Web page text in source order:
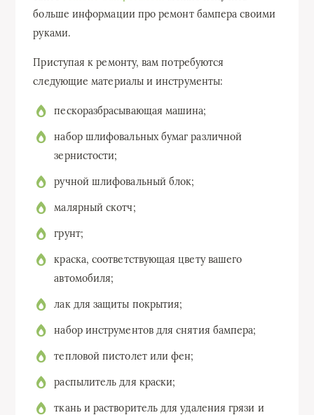
больше информации про ремонт бампера своими
руками.
Приступая к ремонту, вам потребуются
следующие материалы и инструменты:
пескоразбрасывающая машина;
набор шлифовальных бумаг различной
зернистости;
ручной шлифовальный блок;
малярный скотч;
грунт;
краска, соответствующая цвету вашего
автомобиля;
лак для защиты покрытия;
набор инструментов для снятия бампера;
тепловой пистолет или фен;
распылитель для краски;
ткань и растворитель для удаления грязи и